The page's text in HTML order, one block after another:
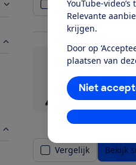
YouTube-
Relevante
krijgen.
Door op
plaatsen van
Niet
Instellingen
Vergelijk Bekijk
Vergelijk Bekijk